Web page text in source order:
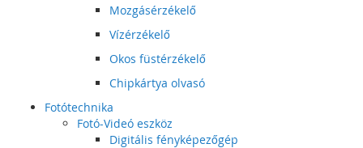
Mozgásérzékelő
Vízérzékelő
Okos füstérzékelő
Chipkártya olvasó
Fotótechnika
Fotó-Videó eszköz
Digitális fényképezőgép